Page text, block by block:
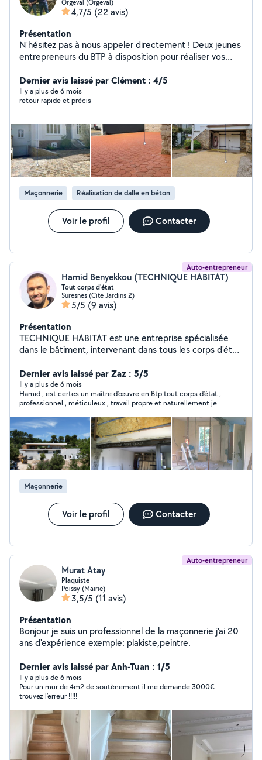
Orgeval (Orgeval)
4,7/5 (22 avis)
Présentation
N'hésitez pas à nous appeler directement ! Deux jeunes
entrepreneurs du BTP à disposition pour réaliser vos
Terrassements, - Assainissements et gestion de l'eau, -
Pavage, goudronnage, - Travaux d'extérieur et
aménagement d'espaces verts, - Conducteurs d'engins,
Dernier avis laissé par Clément : 4/5
Il y a plus de 6 mois
retour rapide et précis
Maçonnerie Réalisation de dalle en béton
Voir le profil Contacter
Auto-entrepreneur
Hamid Benyekkou (TECHNIQUE HABITAT)
Tout corps d'état
Suresnes (Cite Jardins 2)
5/5 (9 avis)
Présentation
TECHNIQUE HABITAT est une entreprise spécialisée
dans le bâtiment, intervenant dans tous les corps d'état
rénovation et aménagement. Forts de plus de 20
années d'expérience, nous mettons à votre service
notre expertise et notre savoir-faire pour réaliser vos
projets dans le respect des délais et des normes les
plus strictes. Notre équipe, composée de
professionnels qualifiés et expérimentés, est à votre
disposition pour prendre en charge des travaux variés :
gros œuvre, second œuvre, plomberie, électricité,
peinture, menuiserie, carrelage et bien plus encore.
Grâce à notre approche globale, nous assurons une
gestion complète de votre projet, de sa conception à
sa réalisation finale, tout en vous garantissant un service
de qualité à un prix compétitif. Vous pouvez voir
quelques réalisations sur youtube : @TechniqueHabitat
Dernier avis laissé par Zaz : 5/5
Il y a plus de 6 mois
Hamid , est certes un maître d’œuvre en Btp tout corps d’état ,
professionnel , méticuleux , travail propre et naturellement je
argent .-
Maçonnerie
Voir le profil Contacter
Auto-entrepreneur
Murat Atay
Plaquiste
Poissy (Mairie)
3,5/5 (11 avis)
Présentation
Bonjour je suis un professionnel de la maçonnerie j'ai 20
ans d'expérience exemple: plakiste,peintre.
Dernier avis laissé par Anh-Tuan : 1/5
Il y a plus de 6 mois
Pour un mur de 4m2 de soutènement il me demande 3000€
trouvez l’erreur !!!!!